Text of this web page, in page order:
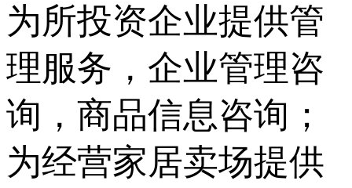
为所投资企业提供管
理服务，企业管理咨
询，商品信息咨询；
为经营家居卖场提供